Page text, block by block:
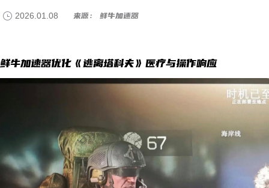
2026.01.08 来源： 鲜牛加速器
鲜牛加速器优化《逃离塔科夫》医疗与操作响应